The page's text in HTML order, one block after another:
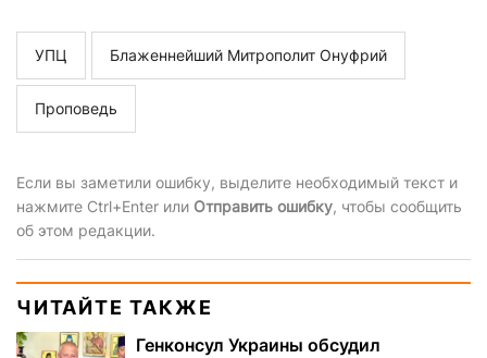
УПЦ Блаженнейший Митрополит Онуфрий
Проповедь
Если вы заметили ошибку, выделите необходимый текст и
нажмите Ctrl+Enter или Отправить ошибку, чтобы сообщить
об этом редакции.
ЧИТАЙТЕ ТАКЖЕ
Генконсул Украины обсудил